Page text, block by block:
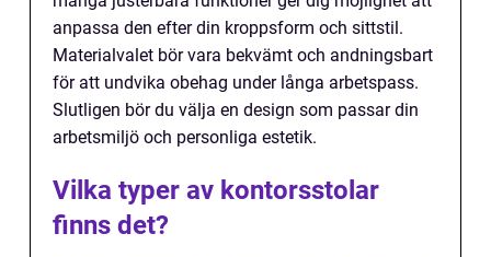
anpassa den efter din kroppsform och sittstil.
Materialvalet bör vara bekvämt och andningsbart
för att undvika obehag under långa arbetspass.
Slutligen bör du välja en design som passar din
arbetsmiljö och personliga estetik.
Vilka typer av kontorsstolar
finns det?